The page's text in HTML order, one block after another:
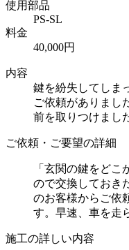
使用部品
PS-SL
料金
40,000円
内容
鍵を紛失してしま
ご依頼がありまし
前を取りつけまし
ご依頼・ご要望の詳細
「玄関の鍵をど
ので交換しておき
のお客様からご依
す。早速、車を走
施工の詳しい内容